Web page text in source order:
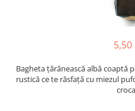
Fursecuri
5,50
Bagheta țărănească albă coaptă
rustică ce te răsfață cu miezul